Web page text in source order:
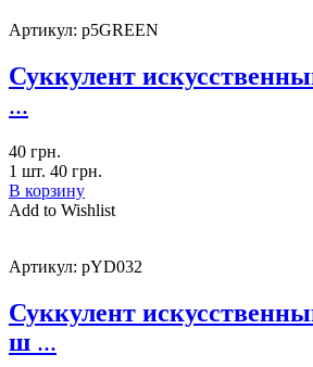
Артикул: p5GREEN
Суккулент
...
40 грн.
1 шт. 40 грн.
В корзину
Add to Wishlist
Артикул: pYD032
Суккулент
ш ...